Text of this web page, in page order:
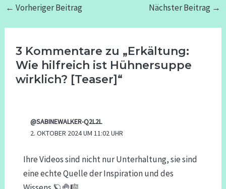
← Vorheriger Beitrag Nächster Beitrag →
3 Kommentare zu „Erkältung:
Wie hilfreich ist Hühnersuppe
wirklich? [Teaser]“
@SABINEWALKER-Q2L2L
2. OKTOBER 2024 UM 11:02 UHR
Ihre Videos sind nicht nur Unterhaltung, sie sind
eine echte Quelle der Inspiration und des